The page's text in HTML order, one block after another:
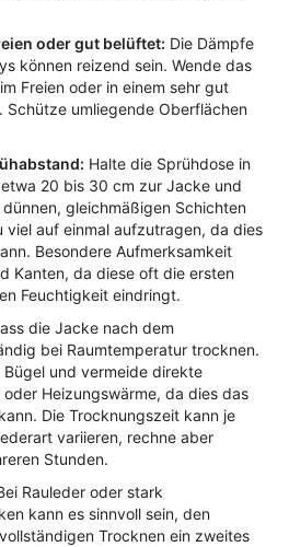
oder gut belüftet: Die Dämpfe
können reizend sein. Wende das
Freien oder in einem sehr gut
Schütze umliegende Oberflächen
Halte die Sprühdose in
20 bis 30 cm zur Jacke und
gleichmäßigen Schichten
viel auf einmal aufzutragen, da dies
Besondere Aufmerksamkeit
Kanten, da diese oft die ersten
Feuchtigkeit eindringt.
die Jacke nach dem
bei Raumtemperatur trocknen.
Bügel und vermeide direkte
oder Heizungswärme, da dies das
Die Trocknungszeit kann je
variieren, rechne aber
Stunden.
Rauleder oder stark
kann es sinnvoll sein, den
Trocknen ein zweites